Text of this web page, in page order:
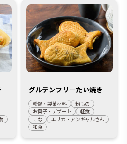
グルテンフリーたい焼き
粉類・製菓材料
粉もの
お菓子・デザート
軽食
こな
エリカ・アンギャルさん
和食